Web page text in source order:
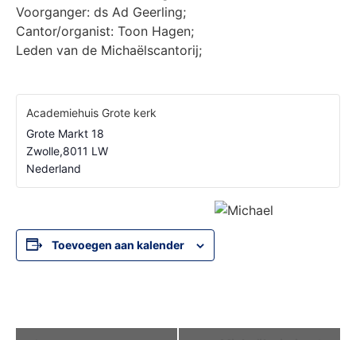
Voorganger: ds Ad Geerling;
Cantor/organist: Toon Hagen;
Leden van de Michaëlscantorij;
Academiehuis Grote kerk
Grote Markt 18
Zwolle,8011 LW
Nederland
Toevoegen aan kalender